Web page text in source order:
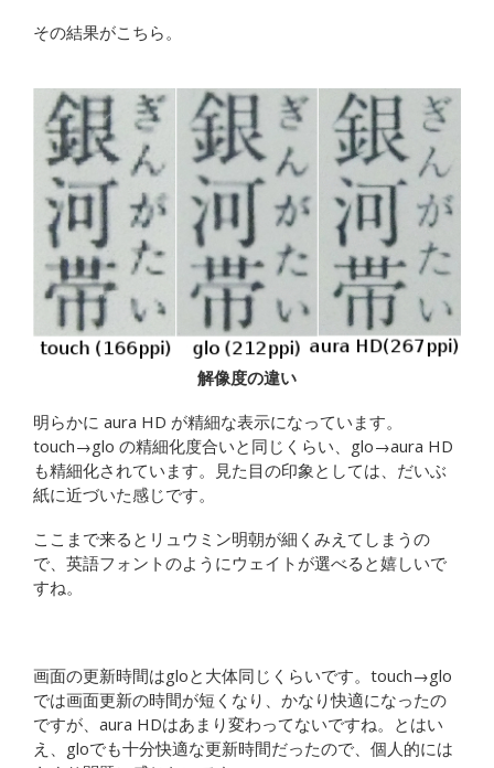
その結果がこちら。
解像度の違い
明らかに aura HD が精細な表示になっています。
touch→glo の精細化度合いと同じくらい、glo→aura HD
も精細化されています。見た目の印象としては、だいぶ
紙に近づいた感じです。
ここまで来るとリュウミン明朝が細くみえてしまうの
で、英語フォントのようにウェイトが選べると嬉しいで
すね。
画面の更新時間はgloと大体同じくらいです。touch→glo
では画面更新の時間が短くなり、かなり快適になったの
ですが、aura HDはあまり変わってないですね。とはい
え、gloでも十分快適な更新時間だったので、個人的には